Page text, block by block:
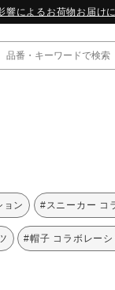
響によるお荷物お届け
集
ク｜特集
ョン #スニーカー コ
#帽子 コラボレーシ